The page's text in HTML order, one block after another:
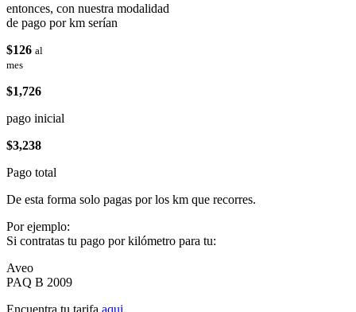
entonces, con nuestra modalidad
de pago por km serían
$126 al
mes
$1,726
pago inicial
$3,238
Pago total
De esta forma solo pagas por los km que recorres.
Por ejemplo:
Si contratas tu pago por kilómetro para tu:
Aveo
PAQ B 2009
Encuentra tu tarifa aqui